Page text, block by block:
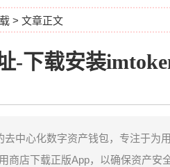
> 文章正文
-下载安装
去中心化数字资产钱包，专注于为
商店下载正版App，以确保资产安